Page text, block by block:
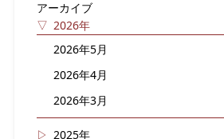
アーカイブ
2026年
2026年5月
2026年4月
2026年3月
2025年